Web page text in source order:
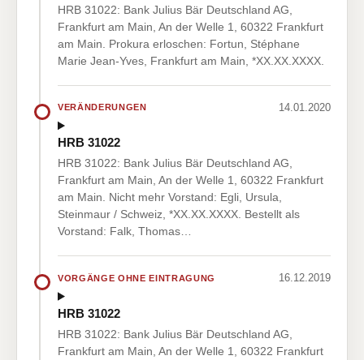
HRB 31022: Bank Julius Bär Deutschland AG,
Frankfurt am Main, An der Welle 1, 60322 Frankfurt
am Main. Prokura erloschen: Fortun, Stéphane
Marie Jean-Yves, Frankfurt am Main, *XX.XX.XXXX.
VERÄNDERUNGEN 14.01.2020
HRB 31022
HRB 31022: Bank Julius Bär Deutschland AG,
Frankfurt am Main, An der Welle 1, 60322 Frankfurt
am Main. Nicht mehr Vorstand: Egli, Ursula,
Steinmaur / Schweiz, *XX.XX.XXXX. Bestellt als
Vorstand: Falk, Thomas…
VORGÄNGE OHNE EINTRAGUNG 16.12.2019
HRB 31022
HRB 31022: Bank Julius Bär Deutschland AG,
Frankfurt am Main, An der Welle 1, 60322 Frankfurt